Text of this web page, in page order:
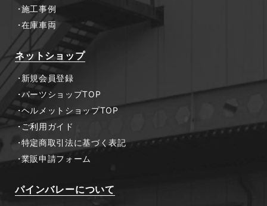
施工事例
在庫車両
ネットショップ
新規会員登録
パーツショップTOP
ヘルメットショップTOP
ご利用ガイド
特定商取引法に基づく表記
業販申請フォーム
パインバレーについて